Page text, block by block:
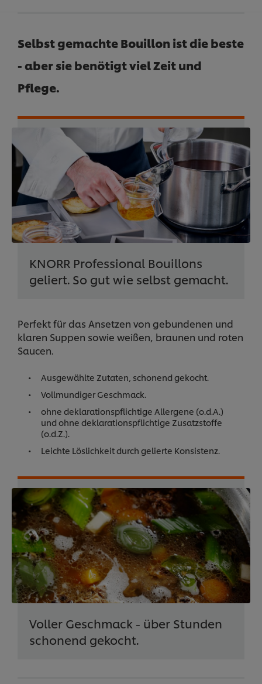
Selbst gemachte Bouillon ist die beste
- aber sie benötigt viel Zeit und
Pflege.
KNORR Professional Bouillons
geliert. So gut wie selbst gemacht.
Perfekt für das Ansetzen von gebundenen und
klaren Suppen sowie weißen, braunen und roten
Saucen.
Ausgewählte Zutaten, schonend gekocht.
Vollmundiger Geschmack.
ohne deklarationspflichtige Allergene (o.d.A.)
und ohne deklarationspflichtige Zusatzstoffe
(o.d.Z.).
Leichte Löslichkeit durch gelierte Konsistenz.
Voller Geschmack - über Stunden
schonend gekocht.